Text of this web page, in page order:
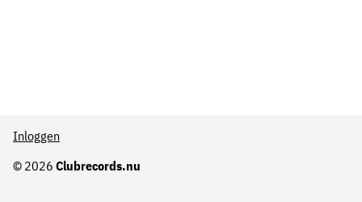
© 2026 Clubrecords.nu
Inloggen